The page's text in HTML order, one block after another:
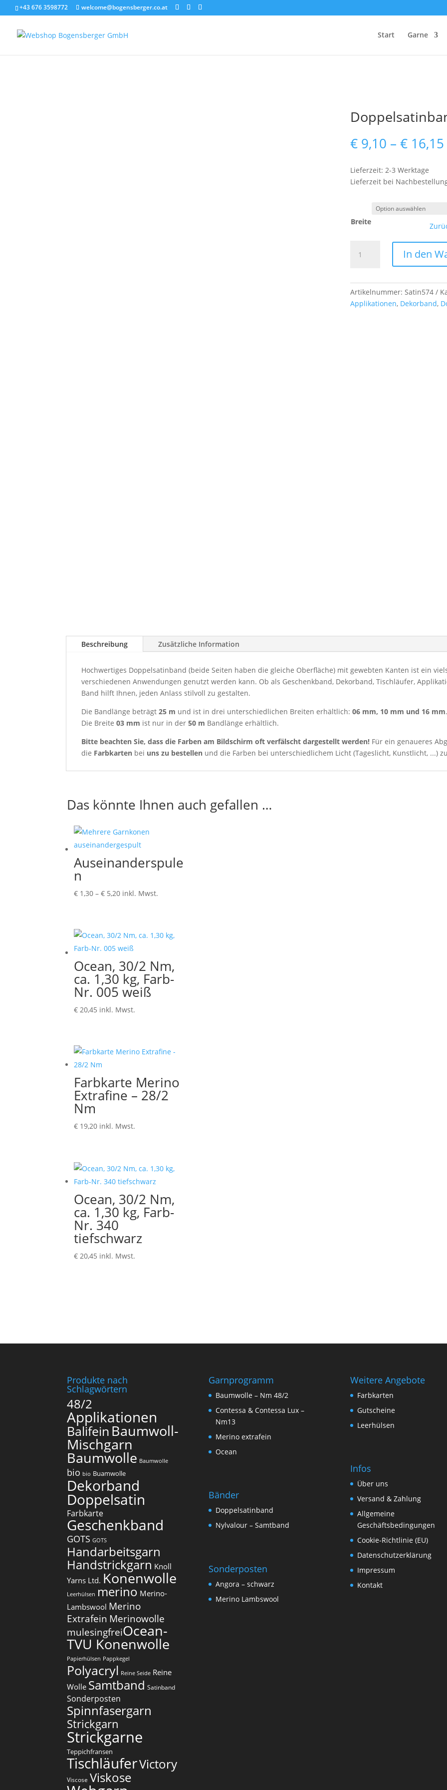
+43 676 3598772 welcome@bogensberger.co.at
Start Garne
€9,10 – €16,15
Lieferzeit: 2-3 Werktage
Lieferzeit bei
Breite
Doppelsatinband,
col.
blue
Menge
In den
Artikelnummer: Satin574
Applikationen, Dekorband,
Beschreibung Zusätzliche Information
Hochwertiges Doppelsatinband (beide Seiten haben die gleiche Oberfläche) mit gewebten Kanten ist ein
verschiedenen Anwendungen genutzt werden kann. Ob als Geschenkband, Dekorband, Tischläufer,
Band hilft Ihnen, jeden Anlass stilvoll zu gestalten.
Die Bandlänge beträgt 25 m und ist in drei unterschiedlichen Breiten erhältlich: 06 mm, 10 mm und 16 mm.
Die Breite 03 mm ist nur in der 50 m Bandlänge erhältlich.
Bitte beachten Sie, dass die Farben am Bildschirm oft verfälscht dargestellt werden! Für ein genaueres
die Farbkarten bei uns zu bestellen und die Farben bei unterschiedlichem Licht (Tageslicht, Kunstlicht, ...)
Das könnte Ihnen auch gefallen …
Auseinanderspule
n
€ 1,30 –€ 5,20Preisspanne:
€ 5,20
inkl. Mwst.
Ocean, 30/2 Nm,
ca. 1,30 kg, Farb-
Nr. 005 weiß
€ 20,45 inkl. Mwst.
Farbkarte Merino
Extrafine – 28/2
Nm
€ 19,20 inkl. Mwst.
Ocean, 30/2 Nm,
ca. 1,30 kg, Farb-
Nr. 340
tiefschwarz
€ 20,45 inkl. Mwst.
Produkte nach
Schlagwörtern
48/2
Applikationen
Balifein Baumwoll-
Mischgarn
Baumwolle Baumwolle
bio bio Buamwolle
Dekorband
Doppelsatin
Farbkarte
Geschenkband
GOTS GOTS
Handarbeitsgarn
Handstrickgarn Knoll
Yarns Ltd. Konenwolle
Leerhülsen merino Merino-
Lambswool Merino
Extrafein Merinowolle
mulesingfrei​Ocean-
TVU Konenwolle
Papierhülsen Pappkegel
Polyacryl Reine Seide Reine
Wolle Samtband Satinband
Sonderposten
Spinnfasergarn
Strickgarn
Strickgarne
Teppichfransen
TischläuferVictory
Viscose Viskose
Garnprogramm
Baumwolle – Nm 48/2
Contessa & Contessa Lux –
Nm13
Merino extrafein
Ocean
Bänder
Doppelsatinband
Nylvalour – Samtband
Sonderposten
Angora – schwarz
Merino Lambswool
Weitere Angebote
Farbkarten
Gutscheine
Leerhülsen
Infos
Über uns
Versand & Zahlung
Allgemeine
Geschäftsbedingungen
Cookie-Richtlinie (EU)
Datenschutzerklärung
Impressum
Kontakt